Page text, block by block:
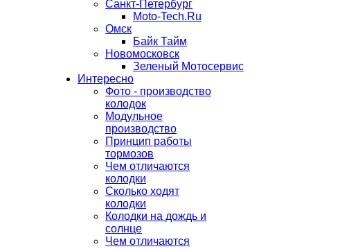
Санкт-Петербург
Moto-Tech.Ru
Омск
Байк Тайм
Новомосковск
Зеленый Мотосервис
Интересно
Фото - производство
колодок
Модульное
производство
Принцип работы
тормозов
Чем отличаются
колодки
Сколько ходят
колодки
Колодки на дождь и
солнце
Чем отличаются